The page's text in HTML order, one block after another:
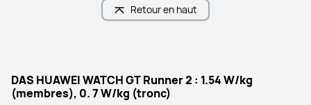
Retour en haut
DAS HUAWEI WATCH GT Runner 2 : 1.54 W/kg
(membres), 0. 7 W/kg (tronc)